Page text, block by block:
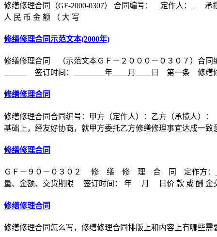
修缮修理合同（GF-2000-0307） 合同编号： 定作人：_ 承
人 民 币 金 额 （ 大 写
修缮修理合同示范文本(2000年)
修缮修理合同 （示范文本ＧＦ－２０００－０３０７）合
＿＿＿ 签订时间：＿＿＿＿年＿＿月＿＿日 第一条 修缮
修缮修理合同
修缮修理合同合同编号：甲方（定作人）：乙方（承揽人）
基础上，经友好协商，就甲方委托乙方修缮修理事宜达成一致
修缮修理合同
ＧＦ－９０－０３０２ 修 缮 修 理 合 同 定作方：＿＿
量、金额、交货期限 签订时间： 年 月 日价 款 或 酬 金
修缮修理合同
修缮修理合同怎么写，修缮修理合同排版上和内容上有哪些